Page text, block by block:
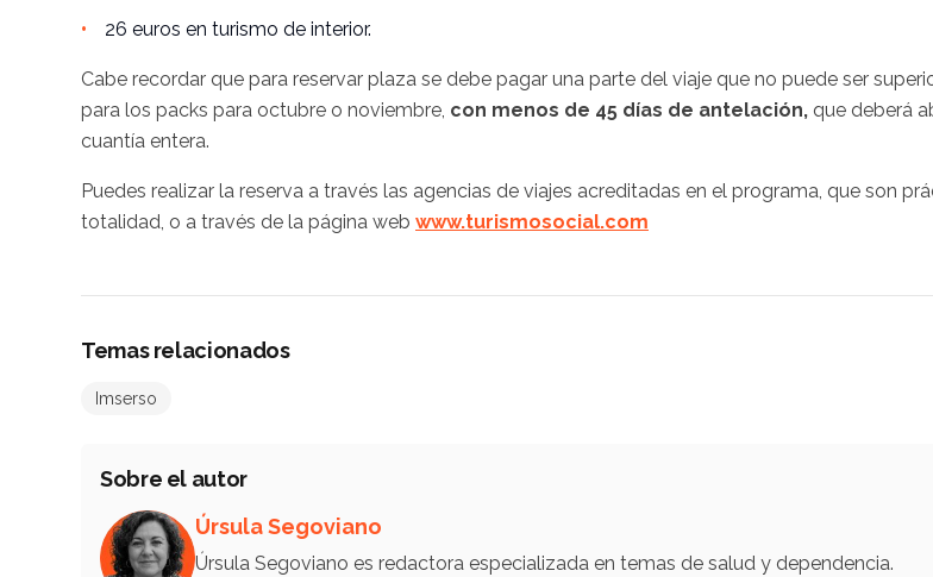
26 euros en turismo de interior.
Cabe recordar que para reservar plaza se debe pagar una parte del viaje que no puede ser
para los packs para octubre o noviembre, con menos de 45 días de antelación, que deberá
cuantía entera.
Puedes realizar la reserva a través las agencias de viajes acreditadas en el programa, que son
totalidad, o a través de la página web www.turismosocial.com
Temas relacionados
Imserso
Sobre el autor
Úrsula Segoviano
Úrsula Segoviano es redactora especializada en temas de salud y dependencia.